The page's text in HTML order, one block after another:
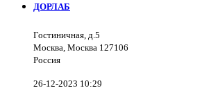
ДОРЛАБ
Гостиничная, д.5
Москва, Москва 127106
Россия
26-12-2023 10:29